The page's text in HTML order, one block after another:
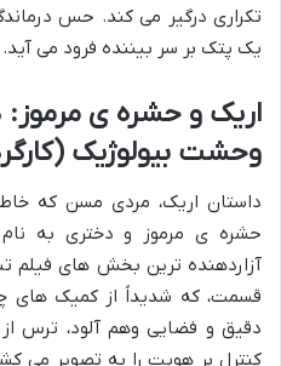
تکراری درگیر می کند. حس
یک پتک بر سر بیننده فرود می آید.
اریک و حشره ی
وحشت بیولوژیک
داستان اریک، مردی مسن که
حشره ی مرموز و دختری به نام
آزاردهنده ترین بخش های فیلم
قسمت، که شدیداً از کمیک های
دقیق و فضایی وهم آلود، ترس
کنترل بر هویت را به تصویر می